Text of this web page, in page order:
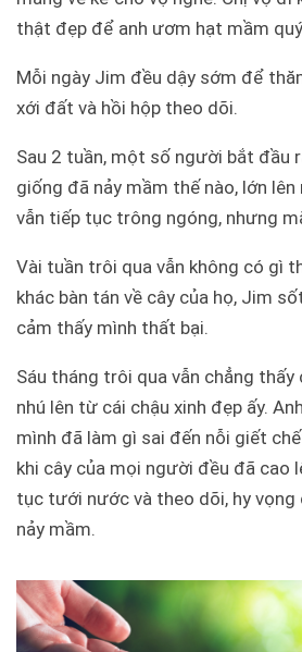
thật đẹp để anh ươm hạt mầm
Mỗi ngày Jim đều dậy sớm để
xới đất và hồi hộp theo dõi.
Sau 2 tuần, một số người bắt đầu
giống đã nảy mầm thế nào, lớn
vẫn tiếp tục trông ngóng, nhưng
Vài tuần trôi qua vẫn không có gì
khác bàn tán về cây của họ, Jim
cảm thấy mình thất bại.
Sáu tháng trôi qua vẫn chẳng thấy
nhú lên từ cái chậu xinh đẹp ấy.
mình đã làm gì sai đến nỗi giết
khi cây của mọi người đều đã cao
tục tưới nước và theo dõi, hy
nảy mầm.